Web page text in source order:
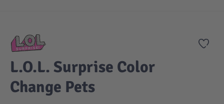
Sicherheit
Krimi / Thriller
Liebesromane
Kuscheltiere
Puppen & Puppenzubehör
DC Comics™ Super Heroes
Disney
Country
Fairies
Zur
L.O.L. Surprise Color
Change Pets